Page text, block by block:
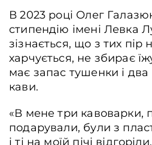
В 2023 році Олег
стипендію імені Левка
зізнається, що з тих пір
харчується, не збирає
має запас тушенки і
кави.
«В мене три кавоварки,
подарували, були з
і ті на моїй пічі